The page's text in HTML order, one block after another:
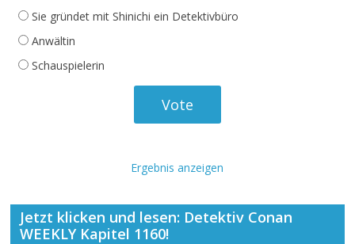
Sie gründet mit Shinichi ein Detektivbüro
Anwältin
Schauspielerin
Ergebnis anzeigen
Jetzt klicken und lesen: Detektiv Conan
WEEKLY Kapitel 1160!